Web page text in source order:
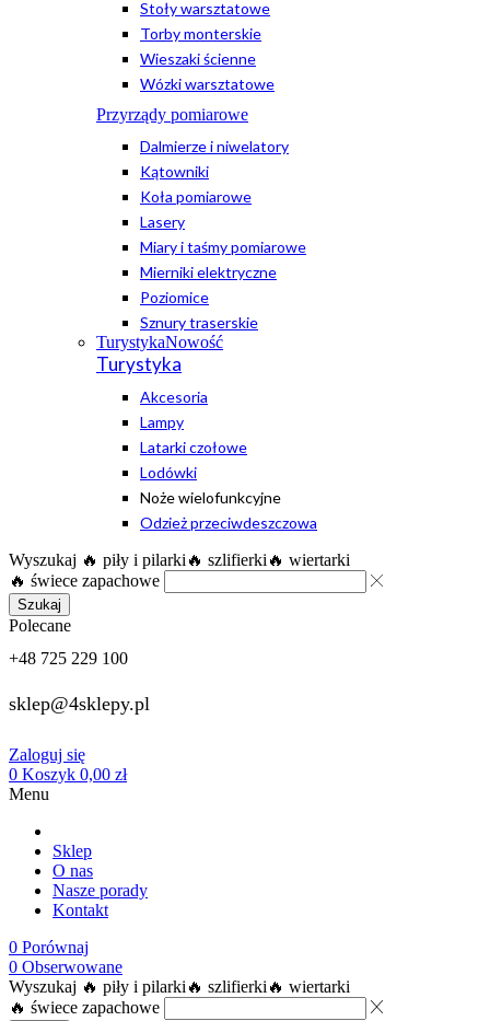
Stoły warsztatowe
Torby monterskie
Wieszaki ścienne
Wózki warsztatowe
Przyrządy pomiarowe
Dalmierze i niwelatory
Kątowniki
Koła pomiarowe
Lasery
Miary i taśmy pomiarowe
Mierniki elektryczne
Poziomice
Sznury traserskie
TurystykaNowość
Turystyka
Akcesoria
Lampy
Latarki czołowe
Lodówki
Noże wielofunkcyjne
Odzież przeciwdeszczowa
Wyszukaj 🔥 piły i pilarki 🔥 szlifierki 🔥 wiertarki
🔥 świece zapachowe
Szukaj
Polecane
+48 725 229 100
sklep@4sklepy.pl
Zaloguj się
0 Koszyk 0,00 zł
Menu
Sklep
O nas
Nasze porady
Kontakt
0 Porównaj
0 Obserwowane
Wyszukaj 🔥 piły i pilarki 🔥 szlifierki 🔥 wiertarki
🔥 świece zapachowe